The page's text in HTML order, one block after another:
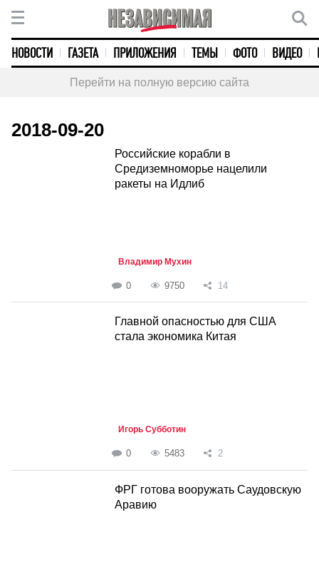
НОВОСТИ ГАЗЕТА ПРИЛОЖЕНИЯ ТЕМЫ ФОТО ВИДЕО
Перейти на полную версию сайта
2018-09-20
Российские корабли в
Средиземноморье нацелили
ракеты на Идлиб
Владимир Мухин
0 9750 14
Главной опасностью для США
стала экономика Китая
Игорь Субботин
0 5483 2
ФРГ готова вооружать Саудовскую
Аравию